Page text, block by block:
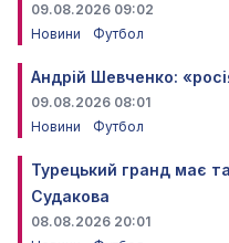
09.08.2026 09:02
Новини
Футбол
Андрій Шевченко:
09.08.2026 08:01
Новини
Футбол
Турецький гранд має
Судакова
08.08.2026 20:01